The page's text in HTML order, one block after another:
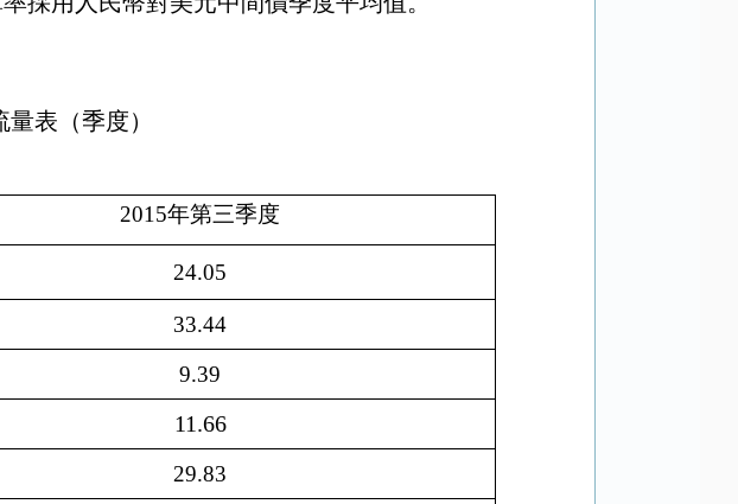
表（季度）
2015年第三季度
24.05
33.44
9.39
11.66
29.83